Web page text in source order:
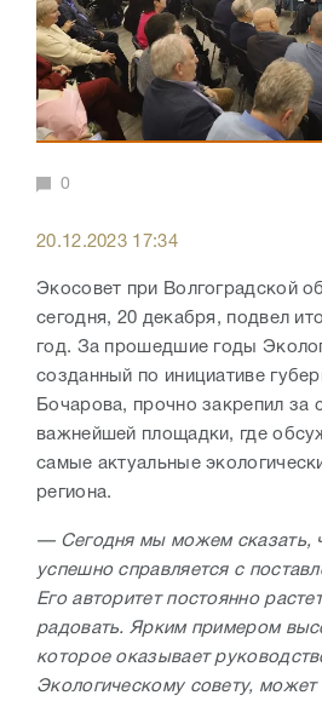
0
20.12.2023 17:34
Экосовет при Волгоградской
сегодня, 20 декабря, подвел
год. За прошедшие годы
созданный по инициативе
Бочарова, прочно закрепил за
важнейшей площадки, где
самые актуальные
региона.
— Сегодня мы можем сказать,
успешно справляется с
Его авторитет постоянно
радовать. Ярким примером
которое оказывает
Экологическому совету, может